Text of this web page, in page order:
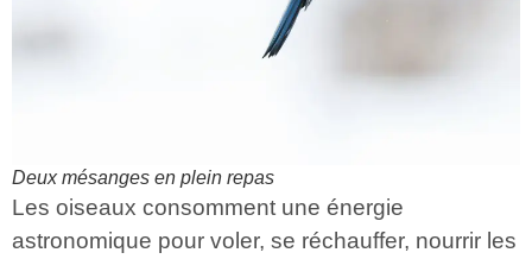
Deux mésanges en plein repas
Les oiseaux consomment une énergie
astronomique pour voler, se réchauffer, nourrir les